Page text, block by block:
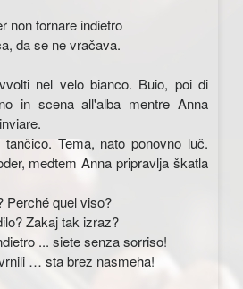
non tornare indietro
se ne vračava.
nel velo bianco. Buio, poi di
in scena all'alba mentre Anna
Tema, nato ponovno luč.
medtem Anna pripravlja škatla
Perché quel viso?
Zakaj tak izraz?
... siete senza sorriso!
… sta brez nasmeha!